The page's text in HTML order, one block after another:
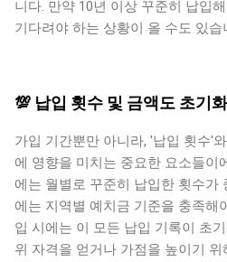
니다. 만약 10년 이상 꾸준히 납입
기다려야 하는 상황이 올 수도 있습
💯 납입 횟수 및 금액도 초기화
가입 기간뿐만 아니라, '납입 횟수'
에 영향을 미치는 중요한 요소들이
에는 월별로 꾸준히 납입한 횟수가
에는 지역별 예치금 기준을 충족해
입 시에는 이 모든 납입 기록이 초
위 자격을 얻거나 가점을 높이기